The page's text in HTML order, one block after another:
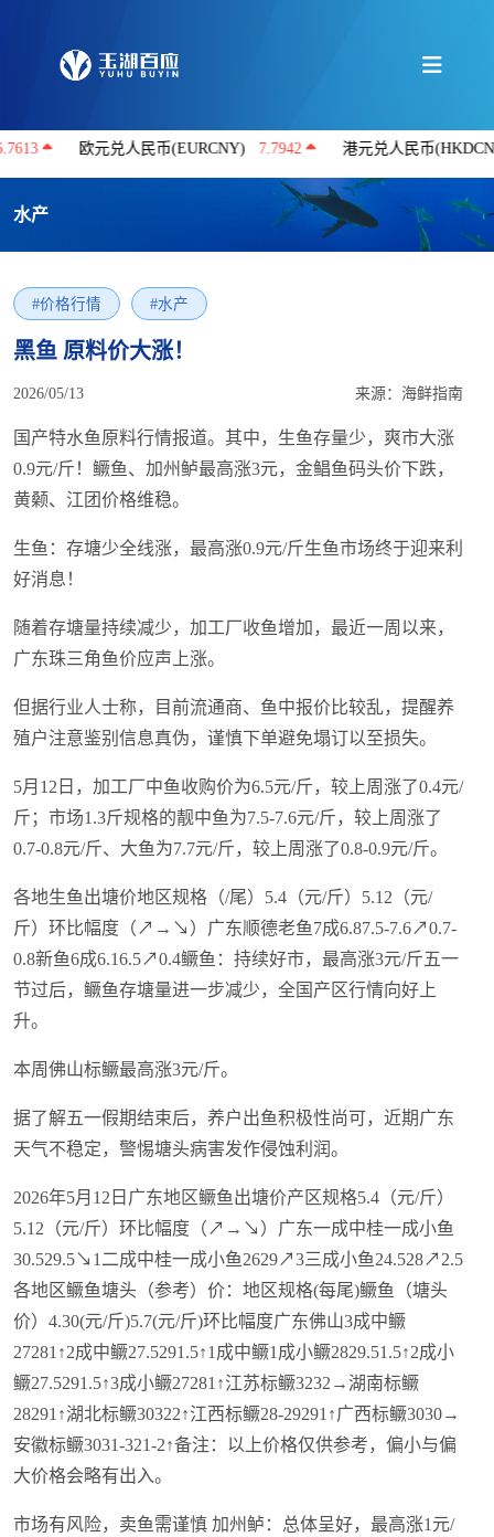
欧元兑人民币(EURCNY) 7.7942 港元兑人民币(HKDCNY)
水产
#价格行情 #水产
黑鱼 原料价大涨！
2026/05/13 来源：海鲜指南
国产特水鱼原料行情报道。其中，生鱼存量少，爽市大涨
0.9元/斤！鳜鱼、加州鲈最高涨3元，金鲳鱼码头价下跌，
黄颡、江团价格维稳。
生鱼：存塘少全线涨，最高涨0.9元/斤生鱼市场终于迎来利
好消息！
随着存塘量持续减少，加工厂收鱼增加，最近一周以来，
广东珠三角鱼价应声上涨。
但据行业人士称，目前流通商、鱼中报价比较乱，提醒养
殖户注意鉴别信息真伪，谨慎下单避免塌订以至损失。
5月12日，加工厂中鱼收购价为6.5元/斤，较上周涨了0.4元/
斤；市场1.3斤规格的靓中鱼为7.5-7.6元/斤，较上周涨了
0.7-0.8元/斤、大鱼为7.7元/斤，较上周涨了0.8-0.9元/斤。
各地生鱼出塘价地区规格（/尾）5.4（元/斤）5.12（元/
斤）环比幅度（↗→↘）广东顺德老鱼7成6.87.5-7.6↗0.7-
0.8新鱼6成6.16.5↗0.4鳜鱼：持续好市，最高涨3元/斤五一
节过后，鳜鱼存塘量进一步减少，全国产区行情向好上
升。
本周佛山标鳜最高涨3元/斤。
据了解五一假期结束后，养户出鱼积极性尚可，近期广东
天气不稳定，警惕塘头病害发作侵蚀利润。
2026年5月12日广东地区鳜鱼出塘价产区规格5.4（元/斤）
5.12（元/斤）环比幅度（↗→↘）广东一成中桂一成小鱼
30.529.5↘1二成中桂一成小鱼2629↗3三成小鱼24.528↗2.5
各地区鳜鱼塘头（参考）价：地区规格(每尾)鳜鱼（塘头
价）4.30(元/斤)5.7(元/斤)环比幅度广东佛山3成中鳜
27281↑2成中鳜27.5291.5↑1成中鳜1成小鳜2829.51.5↑2成小
鳜27.5291.5↑3成小鳜27281↑江苏标鳜3232→湖南标鳜
28291↑湖北标鳜30322↑江西标鳜28-29291↑广西标鳜3030→
安徽标鳜3031-321-2↑备注：以上价格仅供参考，偏小与偏
大价格会略有出入。
市场有风险，卖鱼需谨慎 加州鲈：总体呈好，最高涨1元/